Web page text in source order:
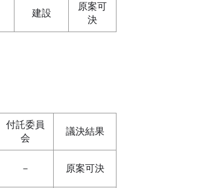
建設
原案可
決
付託委員
会
議決結果
－ 原案可決